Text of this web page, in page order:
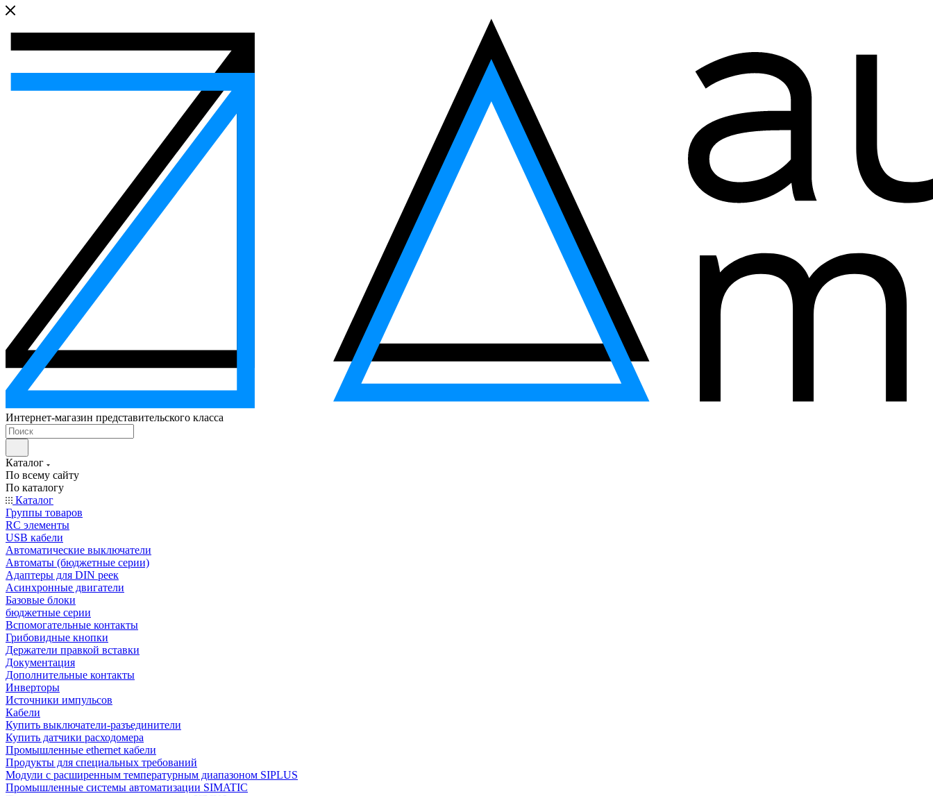
Интернет-магазин представительского класса
Каталог
По всему сайту
По каталогу
Каталог
Группы товаров
RC элементы
USB кабели
Автоматические выключатели
Автоматы (бюджетные серии)
Адаптеры для DIN реек
Асинхронные двигатели
Базовые блоки
бюджетные серии
Вспомогательные контакты
Грибовидные кнопки
Держатели правкой вставки
Документация
Дополнительные контакты
Инверторы
Источники импульсов
Кабели
Купить выключатели-разъединители
Купить датчики расходомера
Промышленные ethernet кабели
Продукты для специальных требований
Модули с расширенным температурным диапазоном SIPLUS
Промышленные системы автоматизации SIMATIC